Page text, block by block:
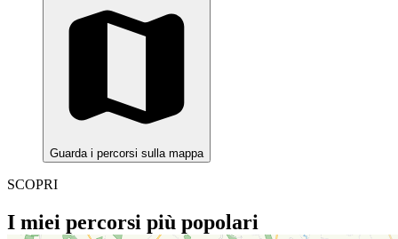
Guarda i percorsi sulla mappa
SCOPRI
I miei percorsi più popolari